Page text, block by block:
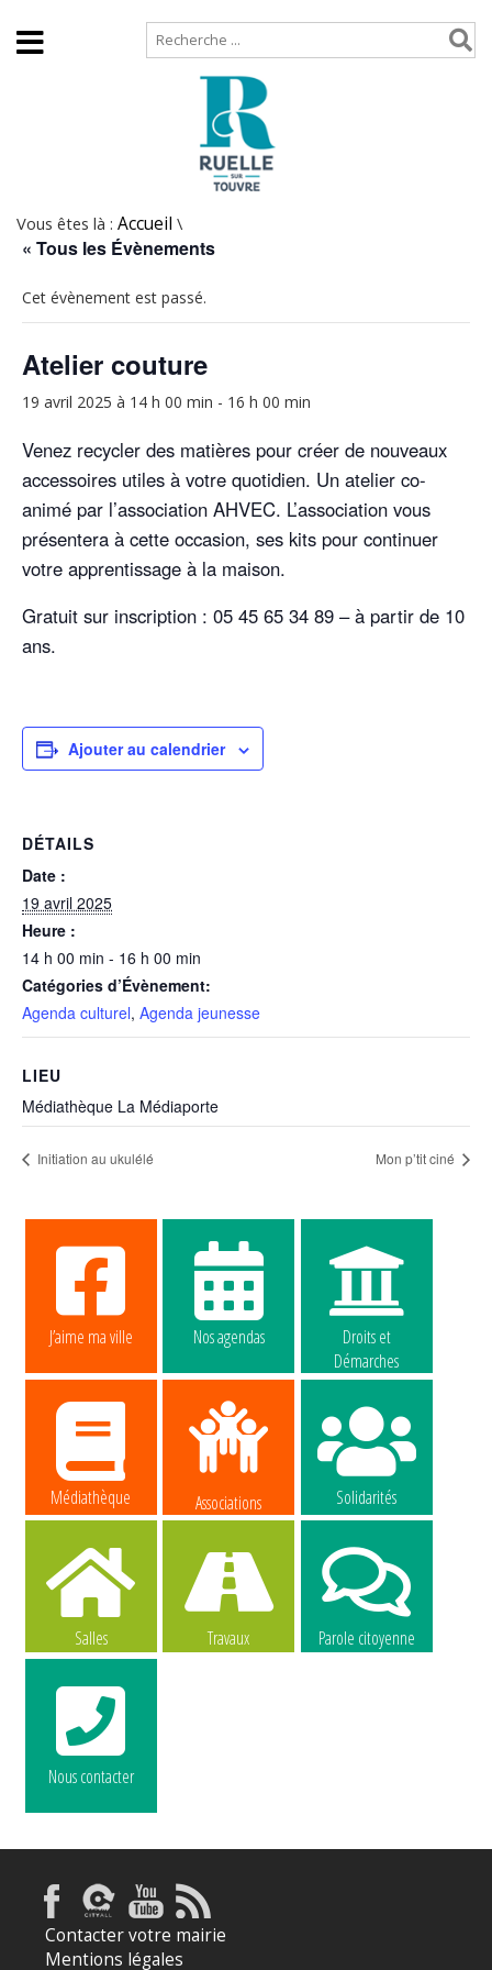
Vous êtes là : Accueil \
« Tous les Évènements
Cet évènement est passé.
Atelier couture
19 avril 2025 à 14 h 00 min - 16 h 00 min
Venez recycler des matières pour créer de nouveaux
accessoires utiles à votre quotidien. Un atelier co-
animé par l’association AHVEC. L’association vous
présentera à cette occasion, ses kits pour continuer
votre apprentissage à la maison.
Gratuit sur inscription : 05 45 65 34 89 – à partir de 10
ans.
Ajouter au calendrier
DÉTAILS
Date :
19 avril 2025
Heure :
14 h 00 min - 16 h 00 min
Catégories d’Évènement:
Agenda culturel, Agenda jeunesse
LIEU
Médiathèque La Médiaporte
Initiation au ukulélé Mon p’tit ciné
J’aime ma ville Nos agendas
Droits et
Démarches
Médiathèque Associations Solidarités
Salles Travaux Parole citoyenne
Nous contacter
Contacter votre mairie
Mentions légales